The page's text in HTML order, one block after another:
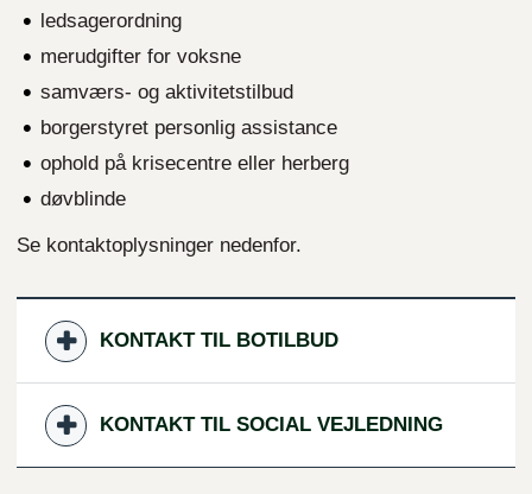
ledsagerordning
merudgifter for voksne
samværs- og aktivitetstilbud
borgerstyret personlig assistance
ophold på krisecentre eller herberg
døvblinde
Se kontaktoplysninger nedenfor.
KONTAKT TIL BOTILBUD
KONTAKT TIL SOCIAL VEJLEDNING